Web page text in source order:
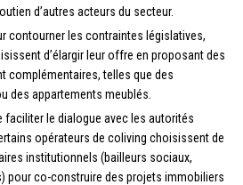
d’autres acteurs du secteur.
contourner les contraintes législatives,
d’élargir leur offre en proposant des
complémentaires, telles que des
des appartements meublés.
faciliter le dialogue avec les autorités
opérateurs de coliving choisissent de
institutionnels (bailleurs sociaux,
pour co-construire des projets immobiliers